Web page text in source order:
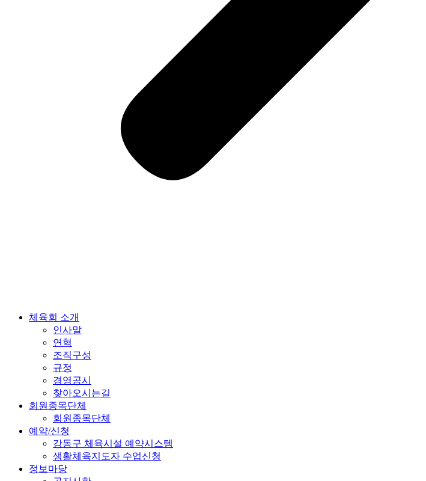
체육회 소개
인사말
연혁
조직구성
규정
경영공시
찾아오시는길
회원종목단체
회원종목단체
예약/신청
강동구 체육시설 예약시스템
생활체육지도자 수업신청
정보마당